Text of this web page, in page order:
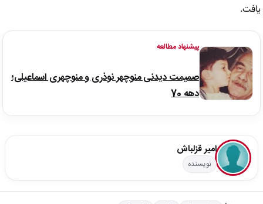
یافت.
پیشنهاد مطالعه
صمیمت دیدنی منوچهر نوذری و منوچهری اسماعیلی؛
دهه 70
امیر قزلباش
نویسنده